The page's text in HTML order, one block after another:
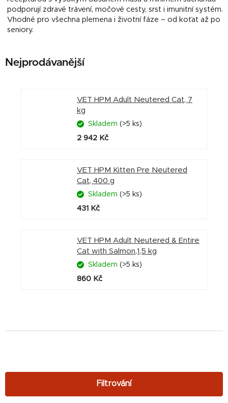
podporují zdravé trávení, močové cesty, srst i imunitní systém.
Vhodné pro všechna plemena i životní fáze – od koťat až po
seniory.
Nejprodávanější
VET HPM Adult Neutered Cat, 7
kg
Skladem (>5 ks)
2 942 Kč
VET HPM Kitten Pre Neutered
Cat, 400 g
Skladem (>5 ks)
431 Kč
VET HPM Adult Neutered & Entire
Cat with Salmon,1,5 kg
Skladem (>5 ks)
860 Kč